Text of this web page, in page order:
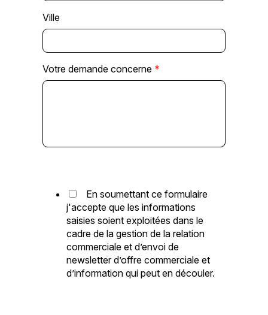
Ville
Votre demande concerne *
En soumettant ce formulaire
j'accepte que les informations
saisies soient exploitées dans le
cadre de la gestion de la relation
commerciale et d’envoi de
newsletter d’offre commerciale et
d’information qui peut en découler.